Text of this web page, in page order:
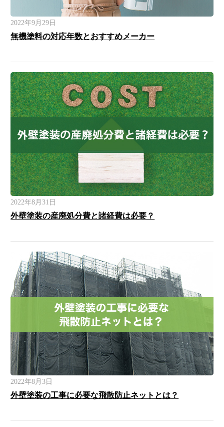
2022年9月29日
無機塗料の対応年数とおすすめメーカー
2022年8月31日
外壁塗装の産廃処分費と諸経費は必要？
2022年8月3日
外壁塗装の工事に必要な飛散防止ネットとは？